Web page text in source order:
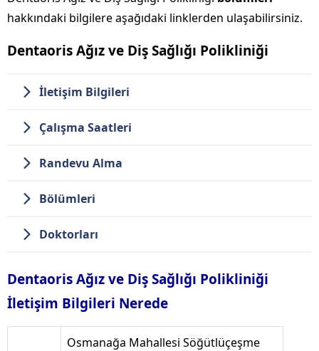
hakkındaki bilgilere aşağıdaki linklerden ulaşabilirsiniz.
Dentaoris Ağız ve Diş Sağlığı Polikliniği
İletişim Bilgileri
Çalışma Saatleri
Randevu Alma
Bölümleri
Doktorları
Dentaoris Ağız ve Diş Sağlığı Polikliniği
İletişim Bilgileri Nerede
Osmanağa Mahallesi Söğütlüçeşme